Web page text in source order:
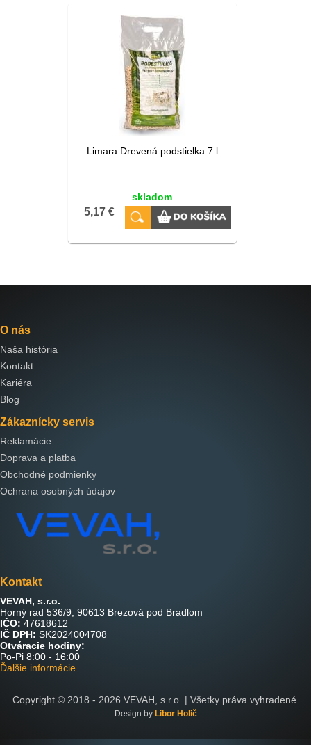
Limara Drevená podstielka 7 l
skladom
5,17 €
O nás
Naša história
Kontakt
Kariéra
Blog
Zákaznícky servis
Reklamácie
Doprava a platba
Obchodné podmienky
Ochrana osobných údajov
Kontakt
VEVAH, s.r.o.
Horný rad 536/9, 90613 Brezová pod Bradlom
IČO: 47618612
IČ DPH: SK2024004708
Otváracie hodiny:
Po-Pi 8:00 - 16:00
Ďalšie informácie
Copyright © 2018 - 2026 VEVAH, s.r.o. | Všetky práva vyhradené.
Design by Libor Holič